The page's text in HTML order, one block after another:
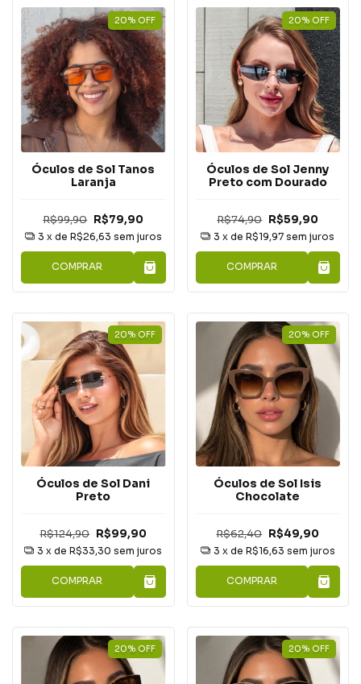
20% OFF
Óculos de Sol Tanos
Laranja
R$99,90 R$79,90
3 x de R$26,63 sem juros
COMPRAR
20% OFF
Óculos de Sol Jenny
Preto com Dourado
R$74,90 R$59,90
3 x deR$19,97 sem juros
COMPRAR
20% OFF
Óculos de Sol Dani
Preto
R$124,90 R$99,90
3 x deR$33,30 sem juros
COMPRAR
20% OFF
Óculos de Sol Isis
Chocolate
R$62,40 R$49,90
3 x de R$16,63 sem juros
COMPRAR
20% OFF 20% OFF